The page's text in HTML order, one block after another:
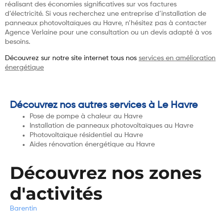
réalisant des économies significatives sur vos factures
d’électricité. Si vous recherchez une entreprise d’installation de
panneaux photovoltaïques au Havre, n’hésitez pas à contacter
Agence Verlaine pour une consultation ou un devis adapté à vos
besoins.
Découvrez sur notre site internet tous nos services en amélioration
énergétique
Découvrez nos autres services à Le Havre
Pose de pompe à chaleur au Havre
Installation de panneaux photovoltaïques au Havre
Photovoltaïque résidentiel au Havre
Aides rénovation énergétique au Havre
Découvrez nos zones
d'activités
Barentin